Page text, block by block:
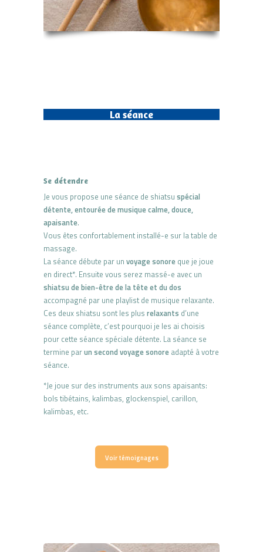
La séance
Se détendre
Je vous propose une séance de shiatsu spécial
détente, entourée de musique calme, douce,
apaisante.
Vous êtes confortablement installé-e sur la table de
massage.
La séance débute par un voyage sonore que je joue
en direct*. Ensuite vous serez massé-e avec un
shiatsu de bien-être de la tête et du dos
accompagné par une playlist de musique relaxante.
Ces deux shiatsu sont les plus relaxants d’une
séance complète, c’est pourquoi je les ai choisis
pour cette séance spéciale détente. La séance se
termine parun second voyage sonore adapté à votre
séance.
*Je joue sur des instruments aux sons apaisants:
bols tibétains, kalimbas, glockenspiel, carillon,
kalimbas, etc.
Voir témoignages